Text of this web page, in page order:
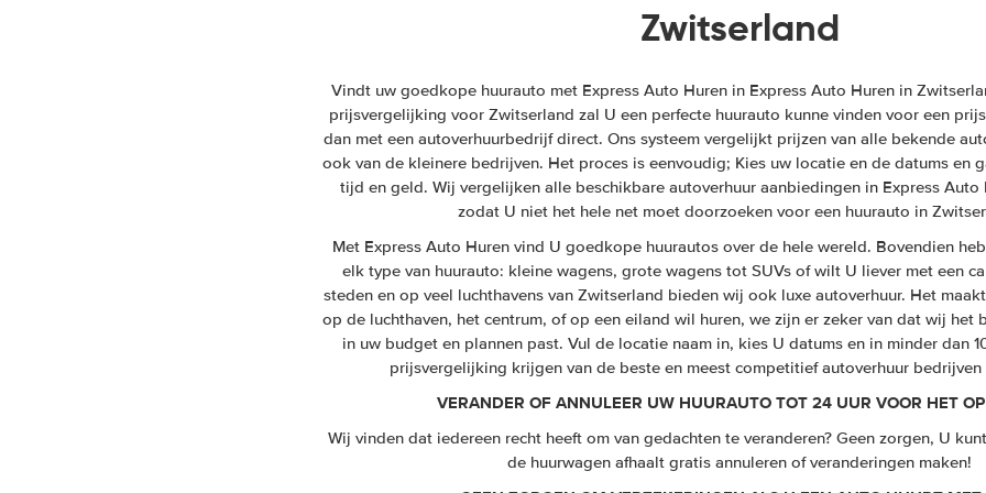
Zwitserland
Vindt uw goedkope huurauto met Express Auto Huren in Express Auto Huren in
prijsvergelijking voor Zwitserland zal U een perfecte huurauto kunne vinden voor een
dan met een autoverhuurbedrijf direct. Ons systeem vergelijkt prijzen van alle bekende
ook van de kleinere bedrijven. Het proces is eenvoudig; Kies uw locatie en de datums en
tijd en geld. Wij vergelijken alle beschikbare autoverhuur aanbiedingen in Express Auto
zodat U niet het hele net moet doorzoeken voor een huurauto in
Met Express Auto Huren vind U goedkope huurautos over de hele wereld. Bovendien
elk type van huurauto: kleine wagens, grote wagens tot SUVs of wilt U liever met een
steden en op veel luchthavens van Zwitserland bieden wij ook luxe autoverhuur. Het
op de luchthaven, het centrum, of op een eiland wil huren, we zijn er zeker van dat wij het
in uw budget en plannen past. Vul de locatie naam in, kies U datums en in minder dan
prijsvergelijking krijgen van de beste en meest competitief autoverhuur
VERANDER OF ANNULEER UW HUURAUTO TOT 24 UUR VOOR HET
Wij vinden dat iedereen recht heeft om van gedachten te veranderen? Geen zorgen, U
de huurwagen afhaalt gratis annuleren of veranderingen maken!